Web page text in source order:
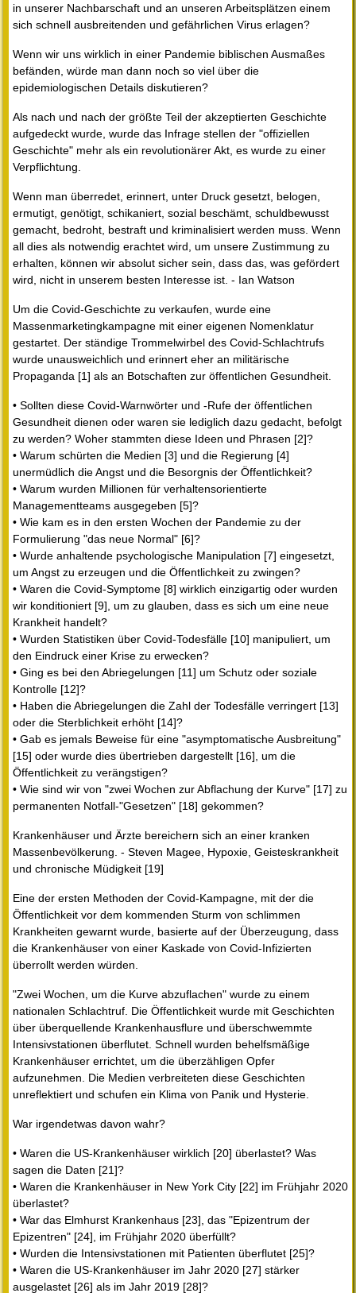
in unserer Nachbarschaft und an unseren Arbeitsplätzen einem
sich schnell ausbreitenden und gefährlichen Virus erlagen?
Wenn wir uns wirklich in einer Pandemie biblischen Ausmaßes
befänden, würde man dann noch so viel über die
epidemiologischen Details diskutieren?
Als nach und nach der größte Teil der akzeptierten Geschichte
aufgedeckt wurde, wurde das Infrage stellen der "offiziellen
Geschichte" mehr als ein revolutionärer Akt, es wurde zu einer
Verpflichtung.
Wenn man überredet, erinnert, unter Druck gesetzt, belogen,
ermutigt, genötigt, schikaniert, sozial beschämt, schuldbewusst
gemacht, bedroht, bestraft und kriminalisiert werden muss. Wenn
all dies als notwendig erachtet wird, um unsere Zustimmung zu
erhalten, können wir absolut sicher sein, dass das, was gefördert
wird, nicht in unserem besten Interesse ist. - Ian Watson
Um die Covid-Geschichte zu verkaufen, wurde eine
Massenmarketingkampagne mit einer eigenen Nomenklatur
gestartet. Der ständige Trommelwirbel des Covid-Schlachtrufs
wurde unausweichlich und erinnert eher an militärische
Propaganda [1] als an Botschaften zur öffentlichen Gesundheit.
• Sollten diese Covid-Warnwörter und -Rufe der öffentlichen
Gesundheit dienen oder waren sie lediglich dazu gedacht, befolgt
zu werden? Woher stammten diese Ideen und Phrasen [2]?
• Warum schürten die Medien [3] und die Regierung [4]
unermüdlich die Angst und die Besorgnis der Öffentlichkeit?
• Warum wurden Millionen für verhaltensorientierte
Managementteams ausgegeben [5]?
• Wie kam es in den ersten Wochen der Pandemie zu der
Formulierung "das neue Normal" [6]?
• Wurde anhaltende psychologische Manipulation [7] eingesetzt,
um Angst zu erzeugen und die Öffentlichkeit zu zwingen?
• Waren die Covid-Symptome [8] wirklich einzigartig oder wurden
wir konditioniert [9], um zu glauben, dass es sich um eine neue
Krankheit handelt?
• Wurden Statistiken über Covid-Todesfälle [10] manipuliert, um
den Eindruck einer Krise zu erwecken?
• Ging es bei den Abriegelungen [11] um Schutz oder soziale
Kontrolle [12]?
• Haben die Abriegelungen die Zahl der Todesfälle verringert [13]
oder die Sterblichkeit erhöht [14]?
• Gab es jemals Beweise für eine "asymptomatische Ausbreitung"
[15] oder wurde dies übertrieben dargestellt [16], um die
Öffentlichkeit zu verängstigen?
• Wie sind wir von "zwei Wochen zur Abflachung der Kurve" [17] zu
permanenten Notfall-"Gesetzen" [18] gekommen?
Krankenhäuser und Ärzte bereichern sich an einer kranken
Massenbevölkerung. - Steven Magee, Hypoxie, Geisteskrankheit
und chronische Müdigkeit [19]
Eine der ersten Methoden der Covid-Kampagne, mit der die
Öffentlichkeit vor dem kommenden Sturm von schlimmen
Krankheiten gewarnt wurde, basierte auf der Überzeugung, dass
die Krankenhäuser von einer Kaskade von Covid-Infizierten
überrollt werden würden.
"Zwei Wochen, um die Kurve abzuflachen" wurde zu einem
nationalen Schlachtruf. Die Öffentlichkeit wurde mit Geschichten
über überquellende Krankenhausflure und überschwemmte
Intensivstationen überflutet. Schnell wurden behelfsmäßige
Krankenhäuser errichtet, um die überzähligen Opfer
aufzunehmen. Die Medien verbreiteten diese Geschichten
unreflektiert und schufen ein Klima von Panik und Hysterie.
War irgendetwas davon wahr?
• Waren die US-Krankenhäuser wirklich [20] überlastet? Was
sagen die Daten [21]?
• Waren die Krankenhäuser in New York City [22] im Frühjahr 2020
überlastet?
• War das Elmhurst Krankenhaus [23], das "Epizentrum der
Epizentren" [24], im Frühjahr 2020 überfüllt?
• Wurden die Intensivstationen mit Patienten überflutet [25]?
• Waren die US-Krankenhäuser im Jahr 2020 [27] stärker
ausgelastet [26] als im Jahr 2019 [28]?